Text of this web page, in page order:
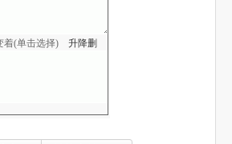
着(单击选择) 升降删